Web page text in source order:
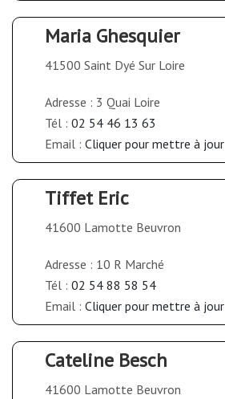
Maria Ghesquier
41500 Saint Dyé Sur Loire
Adresse : 3 Quai Loire
Tél : 02 54 46 13 63
Email : Cliquer pour mettre à jour
Tiffet Eric
41600 Lamotte Beuvron
Adresse : 10 R Marché
Tél : 02 54 88 58 54
Email : Cliquer pour mettre à jour
Cateline Besch
41600 Lamotte Beuvron